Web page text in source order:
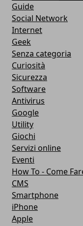
Guide
Social Network
Internet
Geek
Senza categoria
Curiosità
Sicurezza
Software
Antivirus
Google
Utility
Giochi
Servizi online
Eventi
How To - Come
CMS
Smartphone
iPhone
Apple